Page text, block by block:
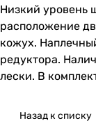
Низкий уровень
расположение
кожух.
редуктора.
лески. В
Назад к списку